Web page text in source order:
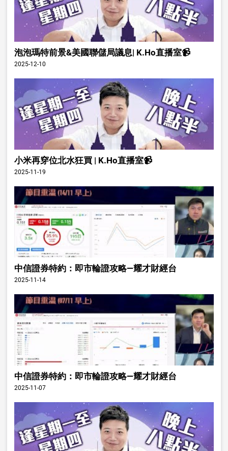
泡泡瑪特前景&美國聯儲局議息| K.Ho直播室📹
2025-12-10
小米再穿位北水狂買 | K.Ho直播室📹
2025-11-19
中信證券特約：即市輪證攻略—耀才財經台
2025-11-14
中信證券特約：即市輪證攻略—耀才財經台
2025-11-07